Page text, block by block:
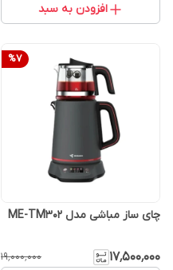
افزودن به سبد
%7
چای ساز مباشی مدل ME-TM302
۱۷٬۵۰۰٬۰۰۰ ۱۹٬۰۰۰٬۰۰۰